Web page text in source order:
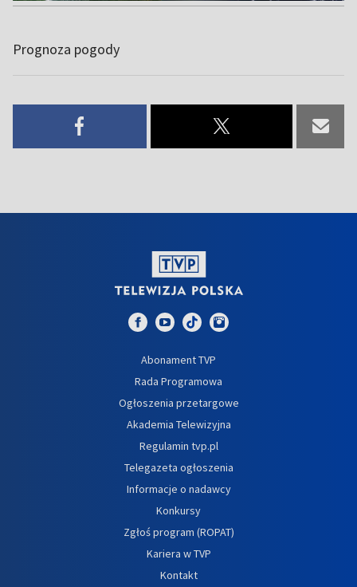
Prognoza pogody
Abonament TVP
Rada Programowa
Ogłoszenia przetargowe
Akademia Telewizyjna
Regulamin tvp.pl
Telegazeta ogłoszenia
Informacje o nadawcy
Konkursy
Zgłoś program (ROPAT)
Kariera w TVP
Kontakt